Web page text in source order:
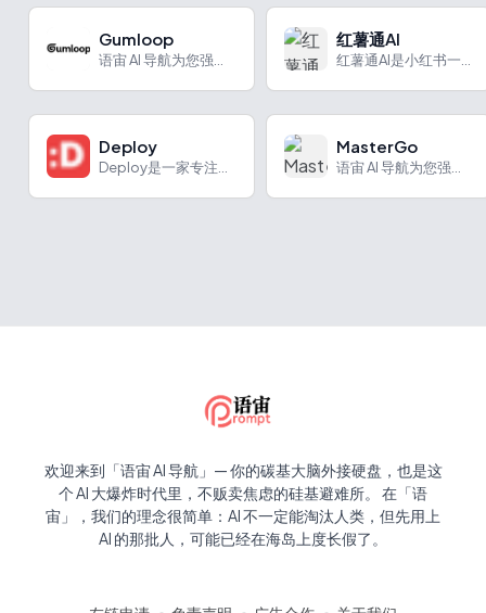
Gumloop 红薯通AI
Deploy MasterGo
欢迎来到「语宙 AI 导航」— 你的碳基大脑外接硬盘，也是这
个 AI 大爆炸时代里，不贩卖焦虑的硅基避难所。 在「语
宙」，我们的理念很简单：AI 不一定能淘汰人类，但先用上
AI 的那批人，可能已经在海岛上度长假了。